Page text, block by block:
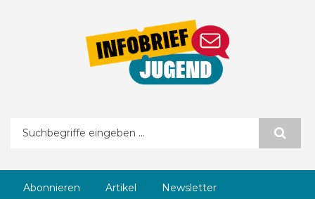
Suchformular
Abonnieren Artikel Newsletter